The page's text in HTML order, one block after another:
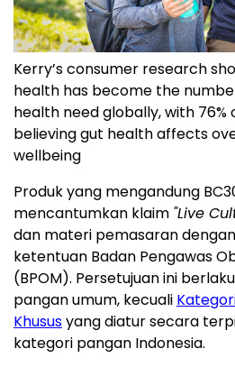
Kerry’s consumer research
health has become the
health need globally, with 76%
believing gut health affects
wellbeing
Produk yang mengandung
mencantumkan klaim "Live
dan materi pemasaran
ketentuan Badan Pengawas
(BPOM). Persetujuan ini
pangan umum, kecuali
Khususyang diatur secara
kategori pangan Indonesia.